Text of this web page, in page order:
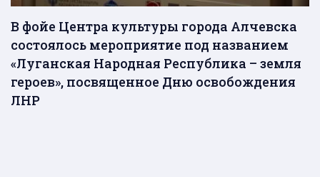
В фойе Центра культуры города Алчевска
состоялось мероприятие под названием
«Луганская Народная Республика – земля
героев», посвященное Дню освобождения
ЛНР